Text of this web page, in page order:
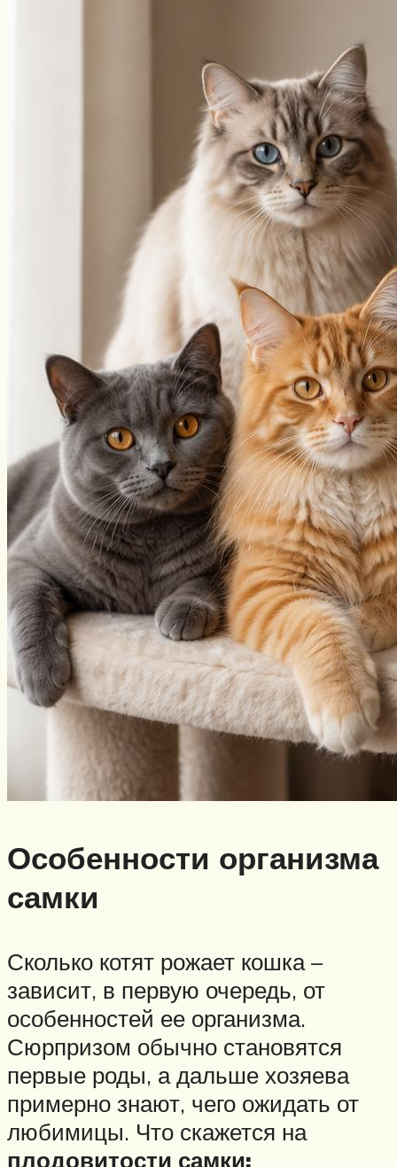
Особенности организма
самки
Сколько котят рожает кошка –
зависит, в первую очередь, от
особенностей ее организма.
Сюрпризом обычно становятся
первые роды, а дальше хозяева
примерно знают, чего ожидать от
любимицы. Что скажется на
плодовитости самки: